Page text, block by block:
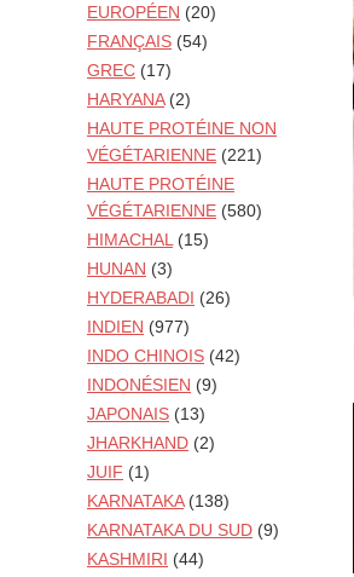
EUROPÉEN (20)
FRANÇAIS (54)
GREC (17)
HARYANA(2)
HAUTE PROTÉINE NON
VÉGÉTARIENNE (221)
HAUTE PROTÉINE
VÉGÉTARIENNE (580)
HIMACHAL(15)
HUNAN (3)
HYDERABADI (26)
INDIEN (977)
INDO CHINOIS (42)
INDONÉSIEN (9)
JAPONAIS (13)
JHARKHAND (2)
JUIF (1)
KARNATAKA(138)
KARNATAKA DU SUD (9)
KASHMIRI (44)